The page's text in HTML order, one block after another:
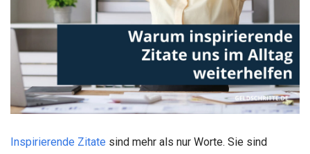
Inspirierende Zitate sind mehr als nur Worte. Sie sind